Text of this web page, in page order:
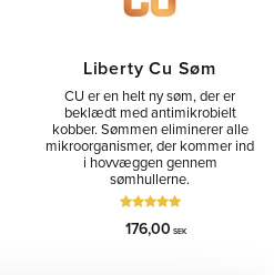
Liberty Cu Søm
CU er en helt ny søm, der er
beklædt med antimikrobielt
kobber. Sømmen eliminerer alle
mikroorganismer, der kommer ind
i hovvæggen gennem
sømhullerne.
176,00 SEK